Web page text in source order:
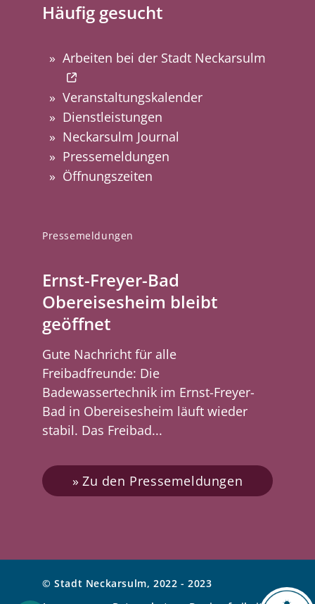
Pressemeldungen
Ernst-Freyer-Bad
Obereisesheim bleibt
geöffnet
Gute Nachricht für alle
Freibadfreunde: Die
Badewassertechnik im Ernst-Freyer-
Bad in Obereisesheim läuft wieder
stabil. Das Freibad...
Zu den Pressemeldungen
Häufig gesucht
Arbeiten bei der Stadt Neckarsulm
Veranstaltungskalender
Dienstleistungen
Neckarsulm Journal
Pressemeldungen
Öffnungszeiten
© Stadt Neckarsulm, 2022 - 2023